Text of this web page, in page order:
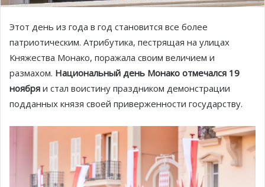
Этот день из года в год становится все более
патриотическим. Атрибутика, пестрящая на улицах
Княжества Монако, поражала своим величием и
размахом. Национальный день Монако отмечался 19
ноября и стал воистину праздником демонстрации
подданных князя своей приверженности государству.